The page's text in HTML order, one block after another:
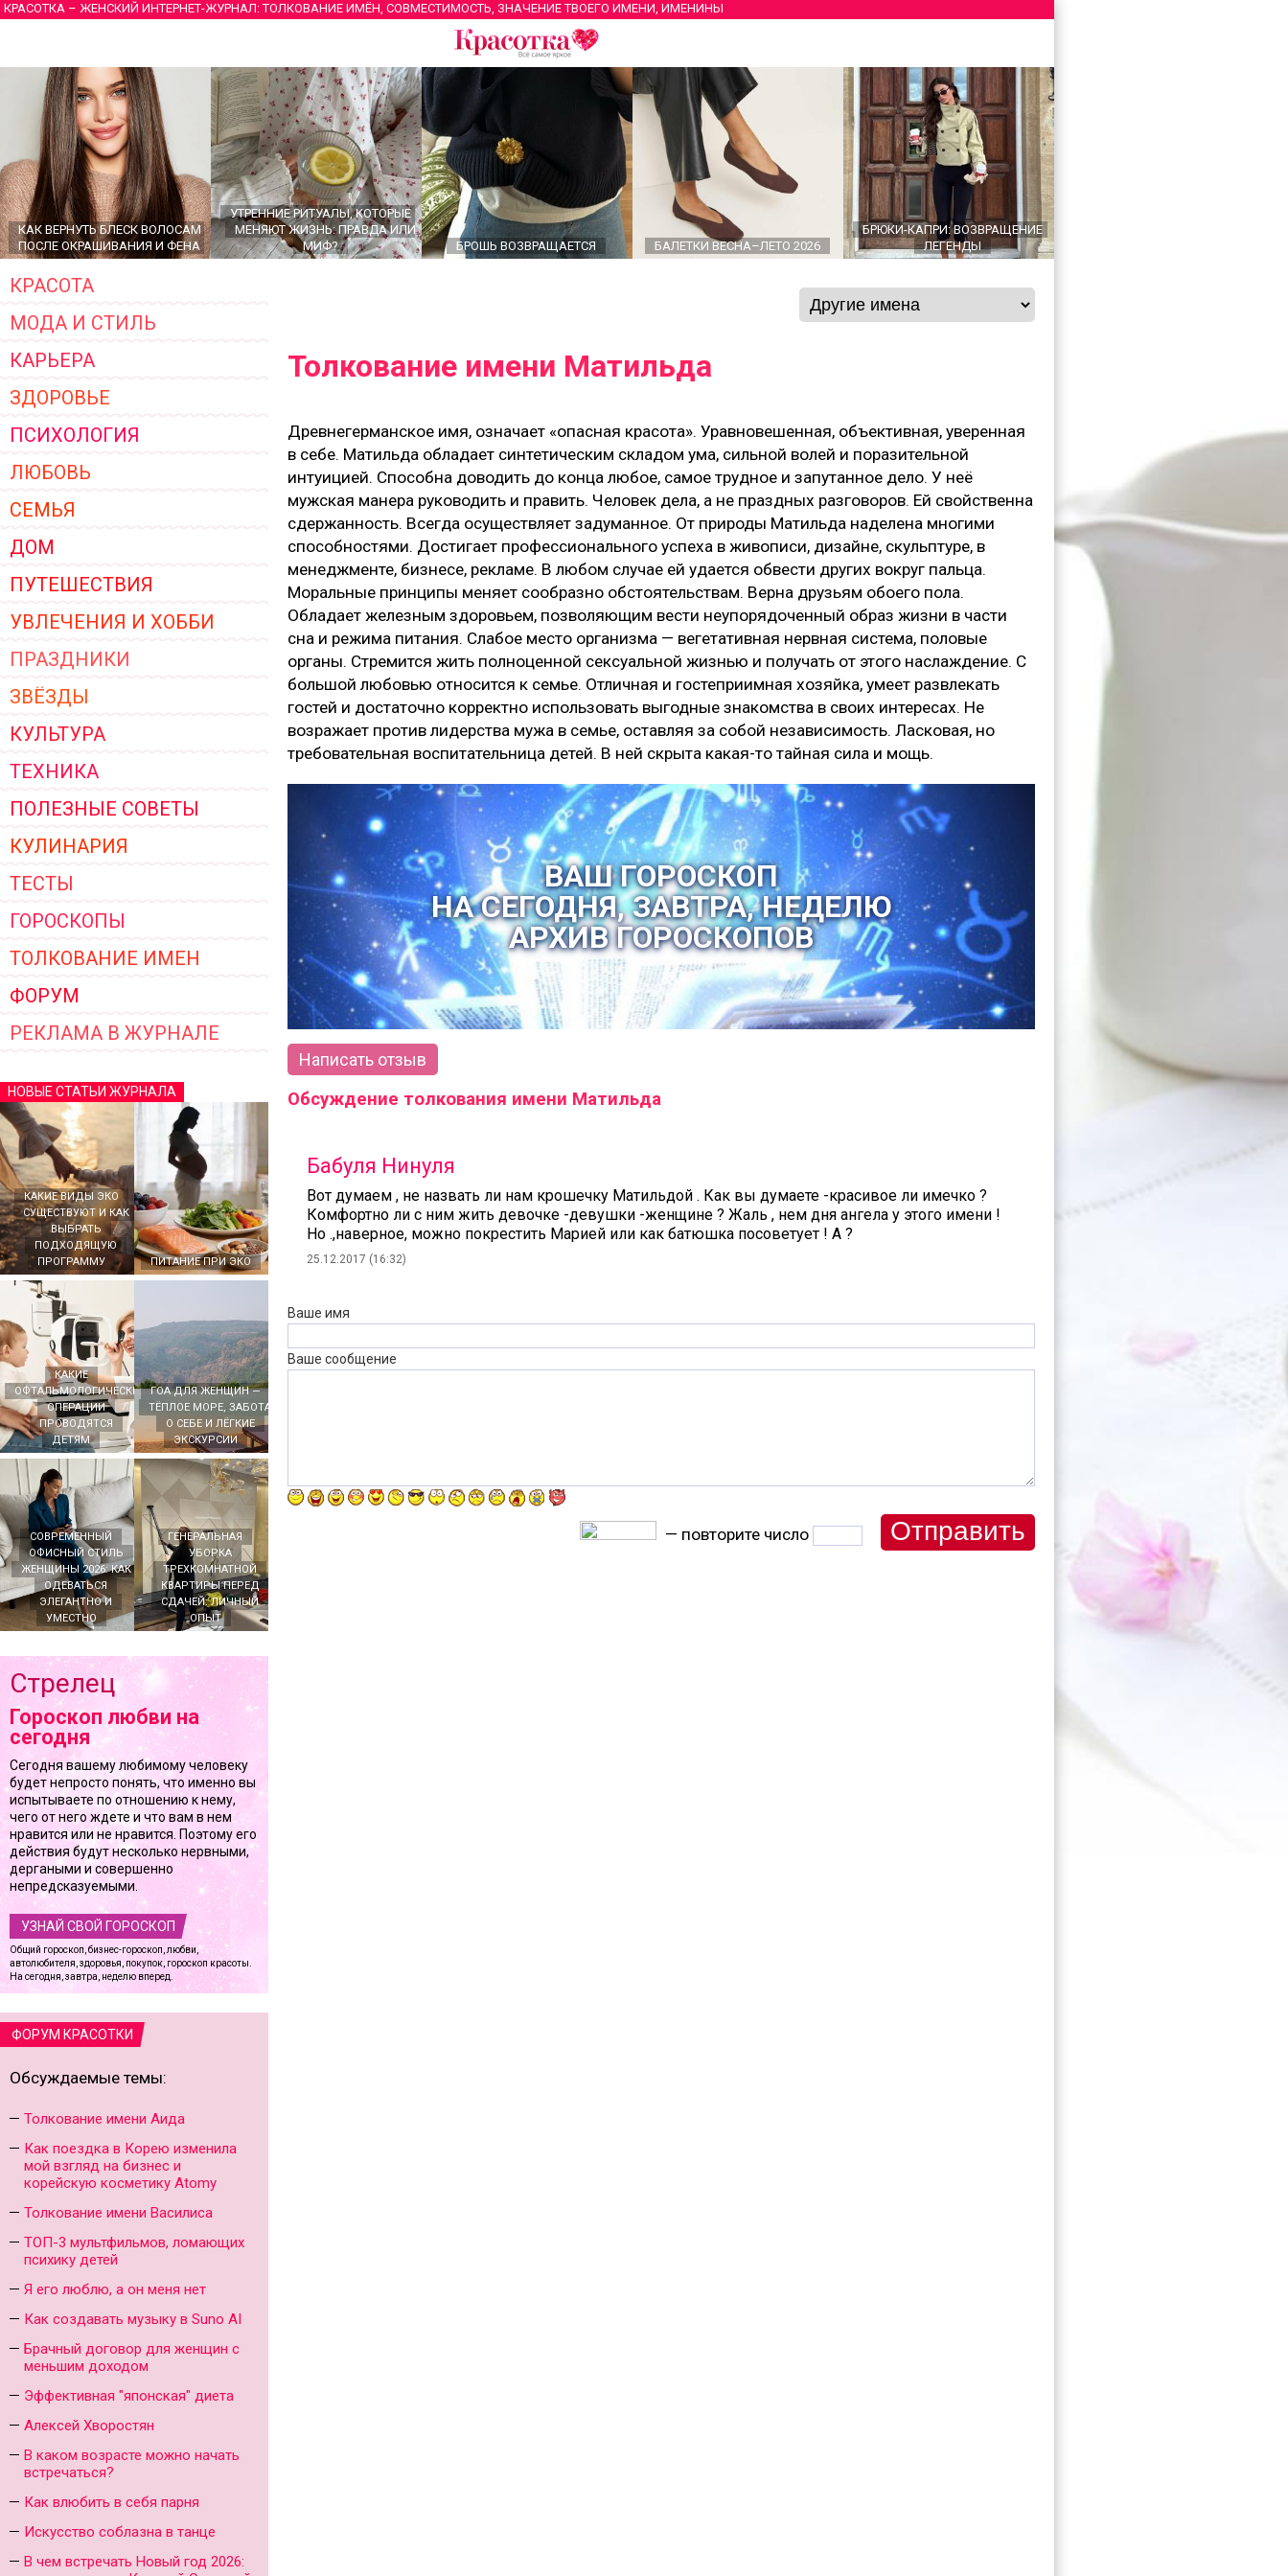
КРАСОТКА – ЖЕНСКИЙ ИНТЕРНЕТ-ЖУРНАЛ: ТОЛКОВАНИЕ ИМЁН, СОВМЕСТИМОСТЬ, ЗНАЧЕНИЕ ТВОЕГО ИМЕНИ, ИМЕНИНЫ
КАК ВЕРНУТЬ БЛЕСК ВОЛОСАМ
ПОСЛЕ ОКРАШИВАНИЯ И ФЕНА
УТРЕННИЕ РИТУАЛЫ, КОТОРЫЕ
МЕНЯЮТ ЖИЗНЬ: ПРАВДА ИЛИ
МИФ?
БРОШЬ ВОЗВРАЩАЕТСЯ БАЛЕТКИ ВЕСНА–ЛЕТО 2026
БРЮКИ-КАПРИ: ВОЗВРАЩЕНИЕ
ЛЕГЕНДЫ
ГЛАВНЫЕ ТРЕНДЫ ВЕРХНЕЙ
ЖЕНСКОЙ ОДЕЖДЫ 2026
КРАСОТА
МОДА И СТИЛЬ
КАРЬЕРА
ЗДОРОВЬЕ
ПСИХОЛОГИЯ
ЛЮБОВЬ
СЕМЬЯ
ДОМ
ПУТЕШЕСТВИЯ
УВЛЕЧЕНИЯ И ХОББИ
ПРАЗДНИКИ
ЗВЁЗДЫ
КУЛЬТУРА
ТЕХНИКА
ПОЛЕЗНЫЕ СОВЕТЫ
КУЛИНАРИЯ
ТЕСТЫ
ГОРОСКОПЫ
ТОЛКОВАНИЕ ИМЕН
ФОРУМ
РЕКЛАМА В ЖУРНАЛЕ
НОВЫЕ СТАТЬИ ЖУРНАЛА
КАКИЕ ВИДЫ ЭКО
СУЩЕСТВУЮТ И КАК
ВЫБРАТЬ
ПОДХОДЯЩУЮ
ПРОГРАММУ
ПИТАНИЕ ПРИ ЭКО
КАКИЕ
ОФТАЛЬМОЛОГИЧЕСКИЕ
ОПЕРАЦИИ
ПРОВОДЯТСЯ
ДЕТЯМ
ГОА ДЛЯ ЖЕНЩИН —
ТЁПЛОЕ МОРЕ, ЗАБОТА
О СЕБЕ И ЛЁГКИЕ
ЭКСКУРСИИ
СОВРЕМЕННЫЙ
ОФИСНЫЙ СТИЛЬ
ЖЕНЩИНЫ 2026: КАК
ОДЕВАТЬСЯ
ЭЛЕГАНТНО И
УМЕСТНО
ГЕНЕРАЛЬНАЯ
УБОРКА
ТРЕХКОМНАТНОЙ
КВАРТИРЫ ПЕРЕД
СДАЧЕЙ: ЛИЧНЫЙ
ОПЫТ
Стрелец
Гороскоп любви на
сегодня
Сегодня вашему любимому человеку
будет непросто понять, что именно вы
испытываете по отношению к нему,
чего от него ждете и что вам в нем
нравится или не нравится. Поэтому его
действия будут несколько нервными,
дергаными и совершенно
непредсказуемыми.
УЗНАЙ СВОЙ ГОРОСКОП
Общий гороскоп, бизнес-гороскоп, любви,
автолюбителя, здоровья, покупок, гороскоп красоты.
На сегодня, завтра, неделю вперед.
ФОРУМ КРАСОТКИ
Обсуждаемые темы:
Толкование имени Аида
Как поездка в Корею изменила
мой взгляд на бизнес и
корейскую косметику Atomy
Толкование имени Василиса
ТОП-3 мультфильмов, ломающих
психику детей
Я его люблю, а он меня нет
Как создавать музыку в Suno AI
Брачный договор для женщин с
меньшим доходом
Эффективная "японская" диета
Алексей Хворостян
В каком возрасте можно начать
встречаться?
Как влюбить в себя парня
Искусство соблазна в танце
В чем встречать Новый год 2026:
Толкование имени Матильда
Древнегерманское имя, означает «опасная красота». Уравновешенная, объективная, уверенная
в себе. Матильда обладает синтетическим складом ума, сильной волей и поразительной
интуицией. Способна доводить до конца любое, самое трудное и запутанное дело. У неё
мужская манера руководить и править. Человек дела, а не праздных разговоров. Ей свойственна
сдержанность. Всегда осуществляет задуманное. От природы Матильда наделена многими
способностями. Достигает профессионального успеха в живописи, дизайне, скульптуре, в
менеджменте, бизнесе, рекламе. В любом случае ей удается обвести других вокруг пальца.
Моральные принципы меняет сообразно обстоятельствам. Верна друзьям обоего пола.
Обладает железным здоровьем, позволяющим вести неупорядоченный образ жизни в части
сна и режима питания. Слабое место организма — вегетативная нервная система, половые
органы. Стремится жить полноценной сексуальной жизнью и получать от этого наслаждение. С
большой любовью относится к семье. Отличная и гостеприимная хозяйка, умеет развлекать
гостей и достаточно корректно использовать выгодные знакомства в своих интересах. Не
возражает против лидерства мужа в семье, оставляя за собой независимость. Ласковая, но
требовательная воспитательница детей. В ней скрыта какая-то тайная сила и мощь.
ВАШ ГОРОСКОП
НА СЕГОДНЯ, ЗАВТРА, НЕДЕЛЮ
АРХИВ ГОРОСКОПОВ
Написать отзыв
Обсуждение толкования имени Матильда
Бабуля Нинуля
Вот думаем , не назвать ли нам крошечку Матильдой . Как вы думаете -красивое ли имечко ?
Комфортно ли с ним жить девочке -девушки -женщине ? Жаль , нем дня ангела у этого имени !
Но .,наверное, можно покрестить Марией или как батюшка посоветует ! А ?
25.12.2017 (16:32)
Ваше имя
Ваше сообщение
— повторите число